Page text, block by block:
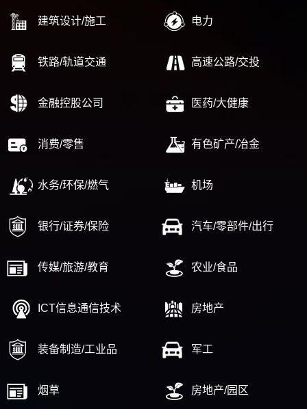
建筑设计/施工 电力
铁路/轨道交通 高速公路/交投
金融控股公司 医药/大健康
消费/零售 有色矿产/冶金
水务/环保/燃气 机场
银行/证券/保险 汽车/零部件/出行
传媒/旅游/教育 农业/食品
ICT信息通信技术 房地产
装备制造/工业品 军工
烟草 房地产/园区